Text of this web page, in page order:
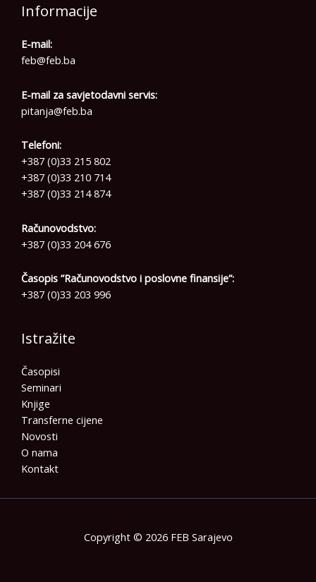
Informacije
E-mail:
feb@feb.ba
E-mail za savjetodavni servis:
pitanja@feb.ba
Telefoni:
+387 (0)33 215 802
+387 (0)33 210 714
+387 (0)33 214 874
Računovodstvo:
+387 (0)33 204 676
Časopis ”Računovodstvo i poslovne finansije”:
+387 (0)33 203 996
Istražite
Časopisi
Seminari
Knjige
Transferne cijene
Novosti
O nama
Kontakt
Copyright © 2026 FEB Sarajevo